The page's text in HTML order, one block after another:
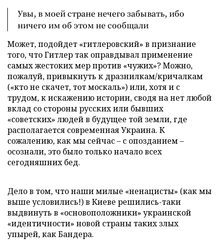
Увы, в моей стране нечего забывать, ибо
ничего им об этом не сообщали
Может, подойдет «гитлеровский» в признание
того, что Гитлер так оправдывал применение
самых жестоких мер против «чужих»? Можно,
пожалуй, привыкнуть к дразнилкам/кричалкам
(«кто не скачет, тот москаль») или, хотя и с
трудом, к искажению истории, сводя на нет любой
вклад со стороны русских или бывших
«советских» людей в будущее той земли, где
располагается современная Украина. К
сожалению, как мы сейчас – с опозданием –
осознали, это было только начало всех
сегодняшних бед.
Дело в том, что наши милые «ненацисты» (как мы
выше условились!) в Киеве решились-таки
выдвинуть в «основоположники» украинской
«идентичности» новой страны таких злых
упырей, как Бандера.